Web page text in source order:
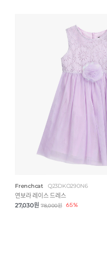
Frenchcat Q23DKO290N6
연보라 레이스 드레스
27,030원 78,000원 65%